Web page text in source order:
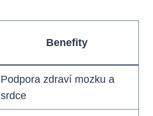
Benefity
Podpora zdraví mozku a
srdce